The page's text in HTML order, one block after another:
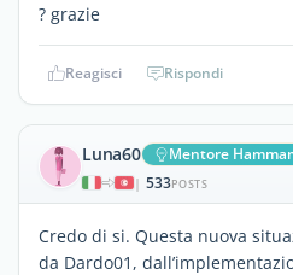
? grazie
Reagisci Rispondi
Luna60 Mentore
| 533POSTS
Credo di si. Questa nuova
da Dardo01,